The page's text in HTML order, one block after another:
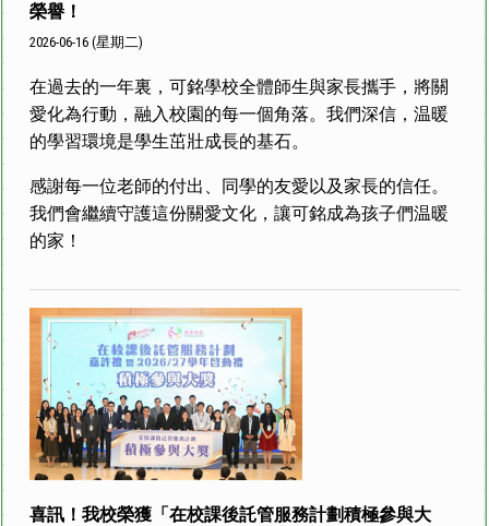
榮譽！
2026-06-16 (星期二)
在過去的一年裏，可銘學校全體師生與家長攜手，將關
愛化為行動，融入校園的每一個角落。我們深信，温暖
的學習環境是學生茁壯成長的基石。
感謝每一位老師的付出、同學的友愛以及家長的信任。
我們會繼續守護這份關愛文化，讓可銘成為孩子們温暖
的家！
喜訊！我校榮獲「在校課後託管服務計劃積極參與大